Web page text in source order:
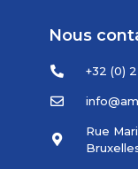
Nous
+32 (0)
Rue